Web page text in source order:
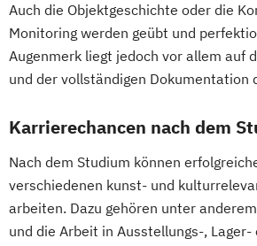
TransArts - Transdisziplinäre
Vienna Master of Arts in
Rights
ecm - educating/curating/
Auch die Objektgeschichte oder die
Monitoring werden geübt und
Augenmerk liegt jedoch vor allem auf
und der vollständigen Dokumentation
Karrierechancen nach dem
Nach dem Studium können
verschiedenen kunst- und
arbeiten. Dazu gehören unter
und die Arbeit in Ausstellungs-, Lager-